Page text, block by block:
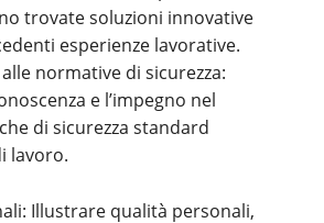
trovate soluzioni innovative
esperienze lavorative.
normative di sicurezza:
e l’impegno nel
di sicurezza standard
lavoro.
Illustrare qualità personali,